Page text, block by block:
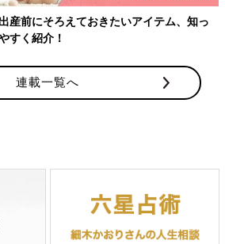
前にそろえておきたいアイテム、知っ
く紹介！
連載一覧へ